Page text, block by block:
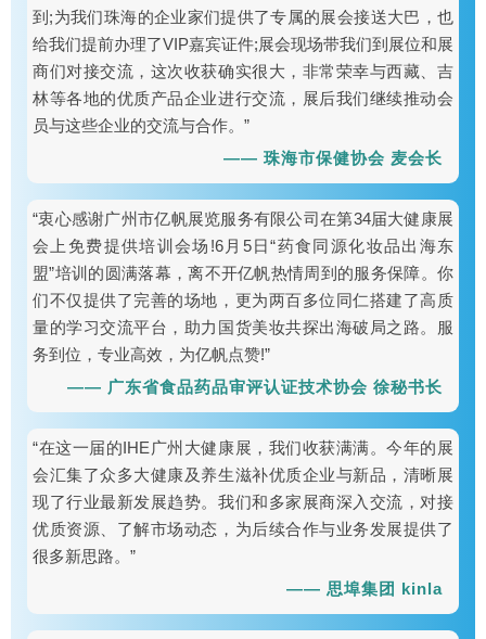
到;为我们珠海的企业家们提供了专属的展会接送大巴，也
给我们提前办理了VIP嘉宾证件;展会现场带我们到展位和展
商们对接交流，这次收获确实很大，非常荣幸与西藏、吉
林等各地的优质产品企业进行交流，展后我们继续推动会
员与这些企业的交流与合作。”
—— 珠海市保健协会 麦会长
“衷心感谢广州市亿帆展览服务有限公司在第34届大健康展
会上免费提供培训会场!6月5日“药食同源化妆品出海东
盟”培训的圆满落幕，离不开亿帆热情周到的服务保障。你
们不仅提供了完善的场地，更为两百多位同仁搭建了高质
量的学习交流平台，助力国货美妆共探出海破局之路。服
务到位，专业高效，为亿帆点赞!”
—— 广东省食品药品审评认证技术协会 徐秘书长
“在这一届的IHE广州大健康展，我们收获满满。今年的展
会汇集了众多大健康及养生滋补优质企业与新品，清晰展
现了行业最新发展趋势。我们和多家展商深入交流，对接
优质资源、了解市场动态，为后续合作与业务发展提供了
很多新思路。”
—— 思埠集团 kinla